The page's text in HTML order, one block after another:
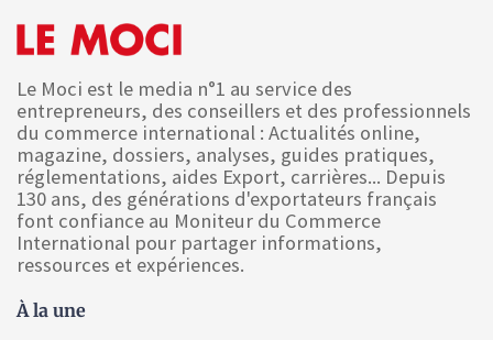
Le Moci est le media n°1 au service des
entrepreneurs, des conseillers et des professionnels
du commerce international : Actualités online,
magazine, dossiers, analyses, guides pratiques,
réglementations, aides Export, carrières... Depuis
130 ans, des générations d'exportateurs français
font confiance au Moniteur du Commerce
International pour partager informations,
ressources et expériences.
À la une